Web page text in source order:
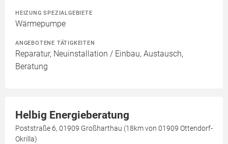
HEIZUNG SPEZIALGEBIETE
Wärmepumpe
ANGEBOTENE TÄTIGKEITEN
Reparatur, Neuinstallation / Einbau, Austausch,
Beratung
Helbig Energieberatung
Poststraße 6, 01909 Großharthau (18km von 01909 Ottendorf-
Okrilla)